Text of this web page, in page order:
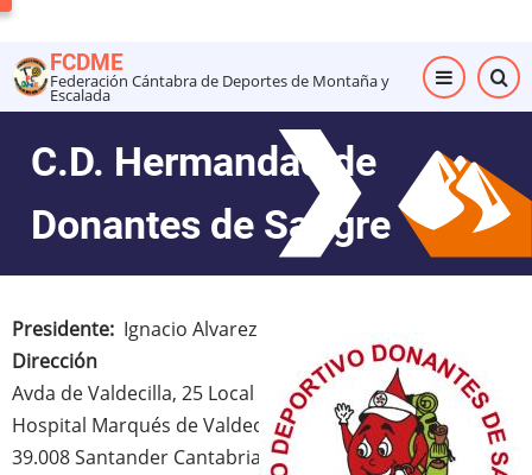
al
contenido
principal
FCDME
Federación Cántabra de Deportes de Montaña y
Escalada
C.D. Hermandad de
Donantes de Sangre
Presidente Ignacio Alvarez
Dirección
Avda de Valdecilla, 25 Local
Hospital Marqués de Valdecilla, Pabellón de Sangre
39.008Santander Cantabria